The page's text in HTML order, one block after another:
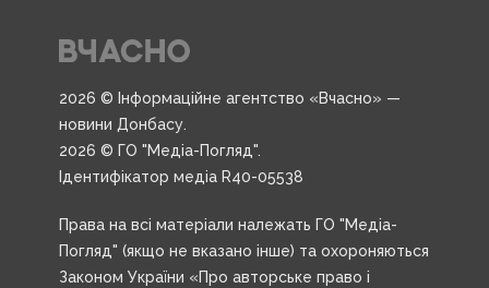
2026 © Інформаційне агентство «Вчасно» —
новини Донбасу.
2026 © ГО "Медіа-Погляд".
Ідентифікатор медіа R40-05538
Права на всі матеріали належать ГО "Медіа-
Погляд" (якщо не вказано інше) та охороняються
Законом України «Про авторське право і